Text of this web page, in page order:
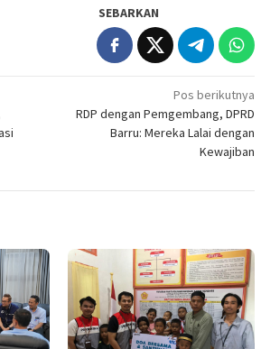
SEBARKAN
Pos berikutnya
RDP dengan Pemgembang, DPRD
Barru: Mereka Lalai dengan
Kewajiban